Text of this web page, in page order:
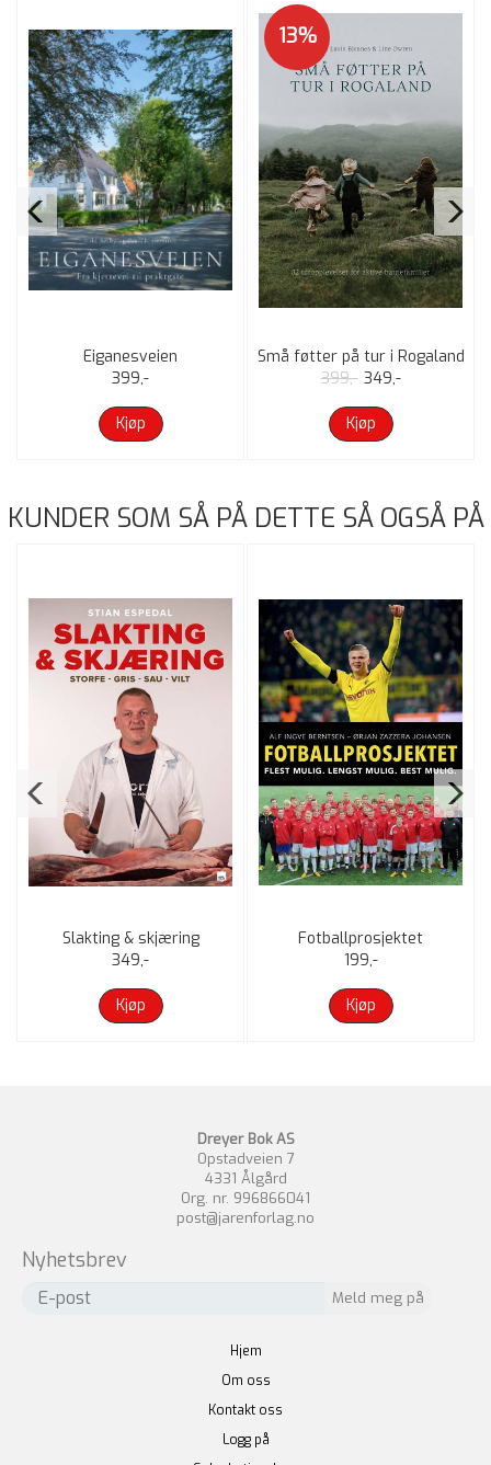
Eiganesveien
399,-
Kjøp
13%
Små føtter på tur i Rogaland
399,- 349,-
Kjøp
KUNDER SOM SÅ PÅ DETTE SÅ OGSÅ PÅ
Slakting & skjæring
349,-
Kjøp
Fotballprosjektet
199,-
Kjøp
Dreyer Bok AS
Opstadveien 7
4331 Ålgård
Org. nr. 996866041
post@jarenforlag.no
Nyhetsbrev
Hjem
Om oss
Kontakt oss
Logg på